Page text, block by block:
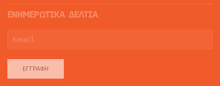
ΕΝΗΜΕΡΩΤΙΚΑ ΔΕΛΤΙΑ
ΕΓΓΡΑΦΉ